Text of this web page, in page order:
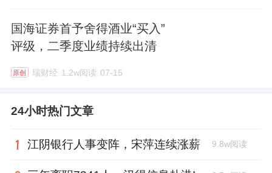
国海证券首予舍得酒业“买入”
评级，二季度业绩持续出清
原创 瑞财经 1.2w阅读 07-15
24小时热门文章
江阴银行人事变阵，宋萍连续涨薪 9.8w阅读